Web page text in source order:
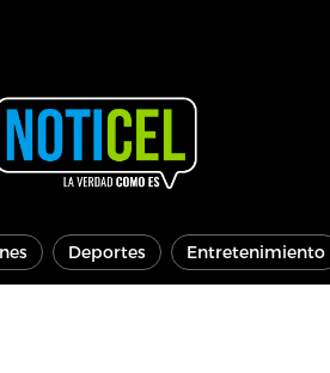
Deportes Entretenimiento